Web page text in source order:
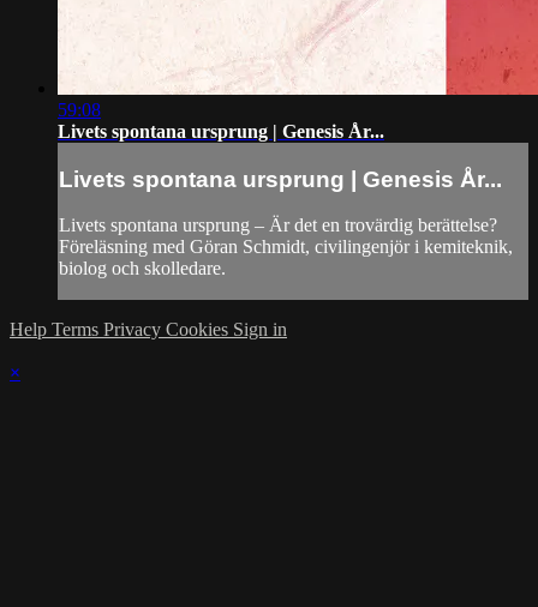
59:08
Livets spontana ursprung | Genesis År...
Livets spontana ursprung | Genesis År...
Livets spontana ursprung – Är det en trovärdig berättelse?
Föreläsning med Göran Schmidt, civilingenjör i kemiteknik,
biolog och skolledare.
Help Terms Privacy Cookies Sign in
×